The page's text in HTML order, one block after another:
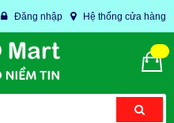
Đăng nhập Hệ thống cửa hàng